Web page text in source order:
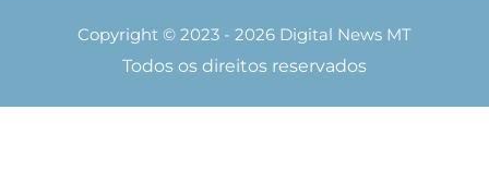
Copyright © 2023 - 2026 Digital News MT
Todos os direitos reservados